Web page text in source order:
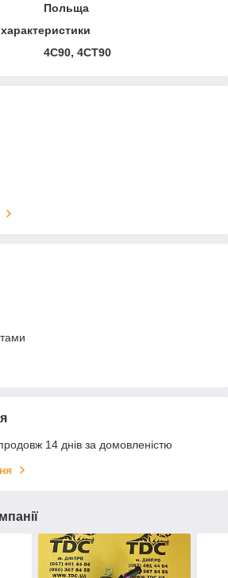
Польща
4С90, 4СТ90
14 днів за домовленістю